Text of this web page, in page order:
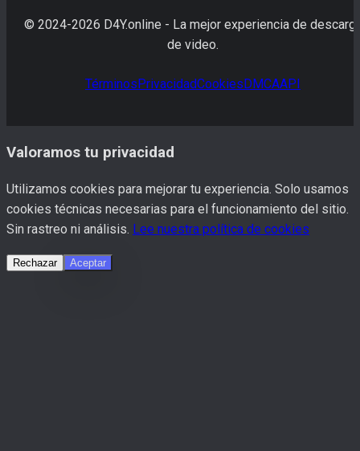
© 2024-2026 D4Y.online - La mejor experiencia de
de video.
TérminosPrivacidadCookiesDMCAAPI
Valoramos tu privacidad
Utilizamos cookies para mejorar tu experiencia. Solo usamos
cookies técnicas necesarias para el funcionamiento del sitio.
Sin rastreo ni análisis. Lee nuestra política de cookies
Rechazar Aceptar